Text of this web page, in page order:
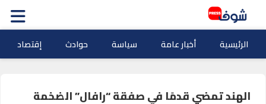
الرئيسية أخبار عامة سياسة حوادث إقتصاد
الهند تمضي قدمًا في صفقة “رافال” الضخمة